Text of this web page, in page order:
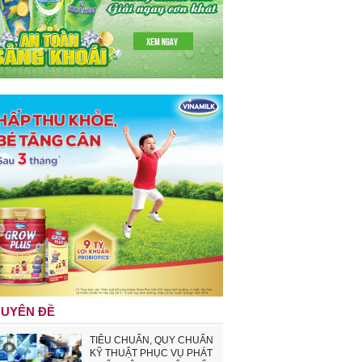
ĐỀ
TIÊU CHUẨN, QUY CHUẨN
KỸ THUẬT PHỤC VỤ PHÁT